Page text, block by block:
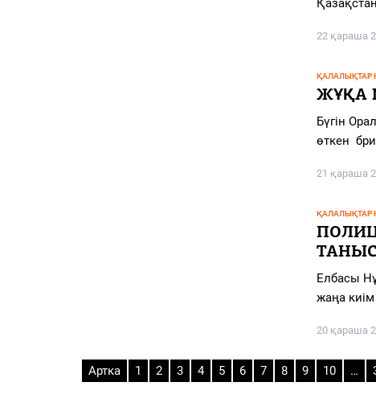
22 қараша
ҚАЛАЛЫҚТАР
ЖҰҚА
Бүгін
өткен
21 қараша
ҚАЛАЛЫҚТАР
Елбасы
жаңа
20 қараша
Артка 1 2 3 4 5 6 7 8 9 10 …